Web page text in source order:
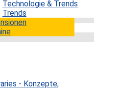
Technologie & Trends
Trends